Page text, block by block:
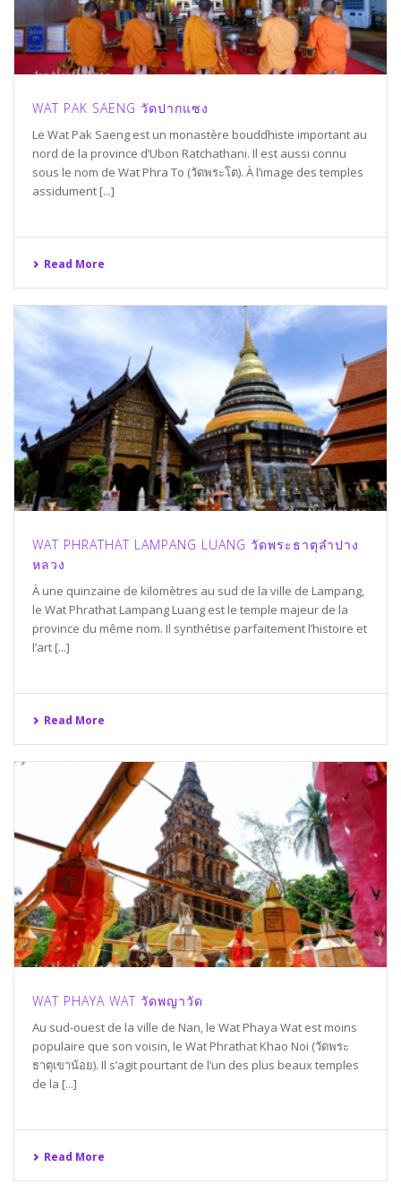
WAT PAK SAENG วัดปากแซง
Le Wat Pak Saeng est un monastère bouddhiste important au
nord de la province d’Ubon Ratchathani. Il est aussi connu
sous le nom de Wat Phra To (วัดพระโต). À l’image des temples
assidument [...]
Read More
WAT PHRATHAT LAMPANG LUANG วัดพระธาตุลำปาง
หลวง
À une quinzaine de kilomètres au sud de la ville de Lampang,
le Wat Phrathat Lampang Luang est le temple majeur de la
province du même nom. Il synthétise parfaitement l’histoire et
l’art [...]
Read More
WAT PHAYA WAT วัดพญาวัด
Au sud-ouest de la ville de Nan, le Wat Phaya Wat est moins
populaire que son voisin, le Wat Phrathat Khao Noi (วัดพระ
ธาตุเขาน้อย). Il s’agit pourtant de l’un des plus beaux temples
de la [...]
Read More